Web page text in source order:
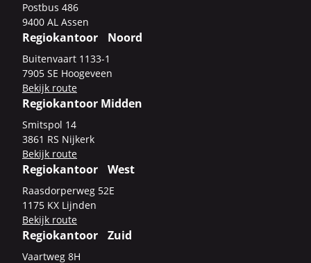
Post­bus 486
9400 AL Assen
Regiokantoor Noord
Bui­ten­vaart 1133-​1
7905 SE Hoo­ge­veen
Be­kijk route
Regiokantoor Midden
Smits­pol 14
3861 RS Nij­kerk
Be­kijk route
Regiokantoor West
Raas­dor­per­weg 52E
1175 KX Lijn­den
Be­kijk route
Regiokantoor Zuid
Vaart­weg 8H